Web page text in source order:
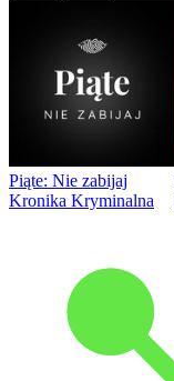
Piąte: Nie zabijaj
Kronika Kryminalna